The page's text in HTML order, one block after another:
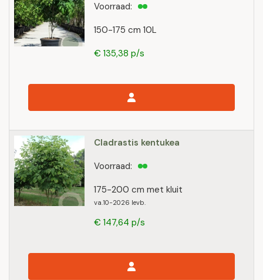
150-175 cm 10L
Voorraad:
€ 135,38 p/s
Cladrastis kentukea
175-200 cm met kluit
va.10-2026 levb.
Voorraad:
€ 147,64 p/s